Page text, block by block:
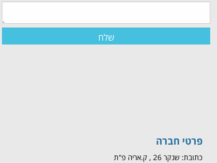
פרטי חברה
כתובת: שנקר 26 , ק.אריה פ"ת